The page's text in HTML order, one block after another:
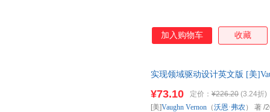
加入购物车 收藏
实现领域驱动设计英文版 [美
¥73.10 定价： ¥226.20 (3.24折)
[美]Vaughn Vernon （沃恩·弗农 ） 著 /